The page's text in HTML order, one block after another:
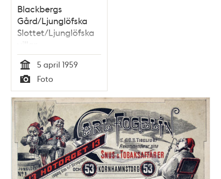
Blackbergs
Gård/Ljunglöfska
Slottet/Ljunglöfska
villan
Tid
5 april 1959
Typ
Foto